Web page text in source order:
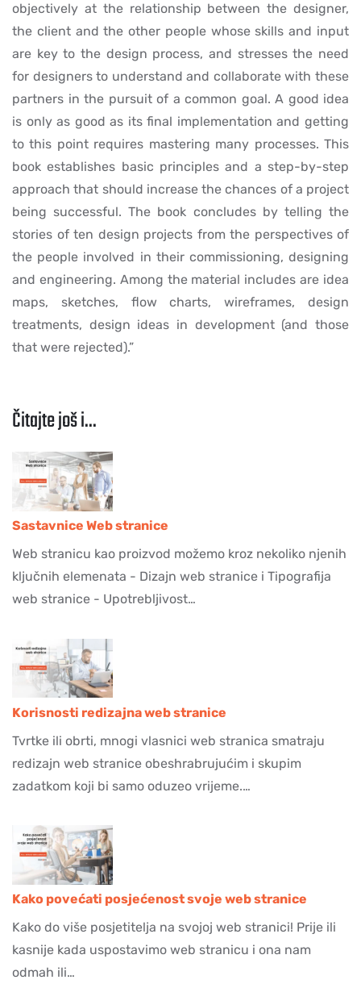
objectively at the relationship between the designer,
the client and the other people whose skills and input
are key to the design process, and stresses the need
for designers to understand and collaborate with these
partners in the pursuit of a common goal. A good idea
is only as good as its final implementation and getting
to this point requires mastering many processes. This
book establishes basic principles and a step-by-step
approach that should increase the chances of a project
being successful. The book concludes by telling the
stories of ten design projects from the perspectives of
the people involved in their commissioning, designing
and engineering. Among the material includes are idea
maps, sketches, flow charts, wireframes, design
treatments, design ideas in development (and those
that were rejected).”
Čitajte još i...
Sastavnice Web stranice
Web stranicu kao proizvod možemo kroz nekoliko njenih
ključnih elemenata - Dizajn web stranice i Tipografija
web stranice - Upotrebljivost…
Korisnosti redizajna web stranice
Tvrtke ili obrti, mnogi vlasnici web stranica smatraju
redizajn web stranice obeshrabrujućim i skupim
zadatkom koji bi samo oduzeo vrijeme.…
Kako povećati posjećenost svoje web stranice
Kako do više posjetitelja na svojoj web stranici! Prije ili
kasnije kada uspostavimo web stranicu i ona nam
odmah ili…